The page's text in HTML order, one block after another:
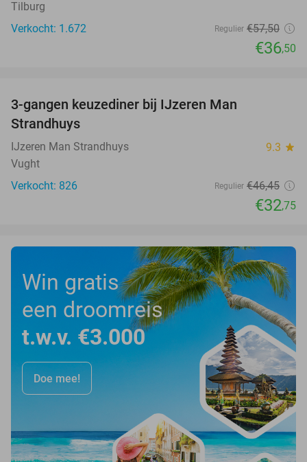
Tilburg
Verkocht: 1.672
Regulier €57,50
€36,50
3-gangen keuzediner bij IJzeren Man
Strandhuys
IJzeren Man Strandhuys 9.3 star
Vught
Verkocht: 826
Regulier €46,45
€32,75
Win gratis
een droomreis
t.w.v. €3.000
Doe mee!